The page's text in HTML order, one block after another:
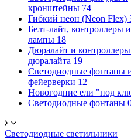
кронштейны 74
Гибкий неон (Neon Flex)
Белт-лайт, контроллеры и
лампы 18
Дюралайт и
дюралайта 19
Светодиодные фонтаны
фейерверки 12
Новогодние ели "под
Светодиодные фонтаны
Светодиодные светильники